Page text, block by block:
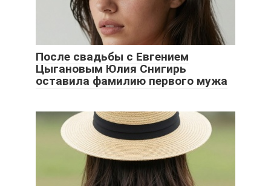
После свадьбы с Евгением
Цыгановым Юлия Снигирь
оставила фамилию первого мужа